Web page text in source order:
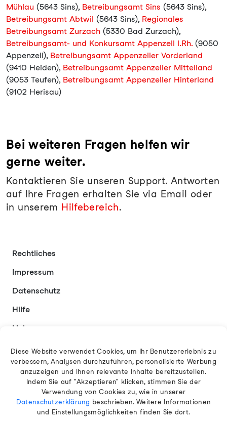
Mühlau (5643 Sins), Betreibungsamt Sins (5643 Sins),
Betreibungsamt Abtwil (5643 Sins), Regionales
Betreibungsamt Zurzach (5330 Bad Zurzach),
Betreibungsamt- und Konkursamt Appenzell I.Rh. (9050
Appenzell), Betreibungsamt Appenzeller Vorderland
(9410 Heiden), Betreibungsamt Appenzeller Mittelland
(9053 Teufen), Betreibungsamt Appenzeller Hinterland
(9102 Herisau)
Bei weiteren Fragen helfen wir
gerne weiter.
Kontaktieren Sie unseren Support. Antworten
auf Ihre Fragen erhalten Sie via Email oder
in unserem Hilfebereich.
Rechtliches
Impressum
Datenschutz
Hilfe
Links
Kontakt
Deutsch
Diese Website verwendet Cookies, um Ihr Benutzererlebnis zu
verbessern, Analysen durchzuführen, personalisierte Werbung
anzuzeigen und Ihnen relevante Inhalte bereitzustellen.
Indem Sie auf "Akzeptieren" klicken, stimmen Sie der
Verwendung von Cookies zu, wie in unserer
Datenschutzerklärung beschrieben. Weitere Informationen
und Einstellungsmöglichkeiten finden Sie dort.